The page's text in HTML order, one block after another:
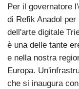
Per il governatore
di Refik Anadol
dell'arte digitale
è una delle tante
e nella nostra
Europa.
che si inaugura